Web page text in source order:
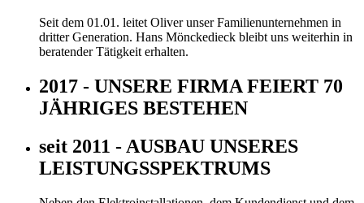
Seit dem 01.01. leitet Oliver unser Familienunternehmen in
dritter Generation. Hans Mönckedieck bleibt uns weiterhin in
beratender Tätigkeit erhalten.
2017 - UNSERE FIRMA FEIERT 70
JÄHRIGES BESTEHEN
seit 2011 - AUSBAU UNSERES
LEISTUNGSSPEKTRUMS